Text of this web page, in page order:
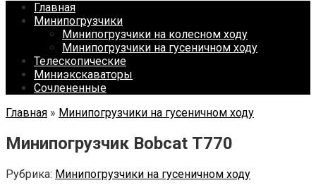
Главная
Минипогрузчики
Минипогрузчики на колесном ходу
Минипогрузчики на гусеничном ходу
Телескопические
Миниэкскаваторы
Сочлененные
Главная » Минипогрузчики на гусеничном ходу
Минипогрузчик Bobcat Т770
Рубрика: Минипогрузчики на гусеничном ходу